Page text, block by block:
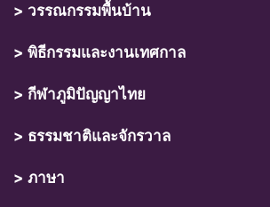
> วรรณกรรมพื้นบ้าน
> พิธีกรรมและงานเทศกาล
> กีฬาภูมิปัญญาไทย
> ธรรมชาติและจักรวาล
> ภาษา